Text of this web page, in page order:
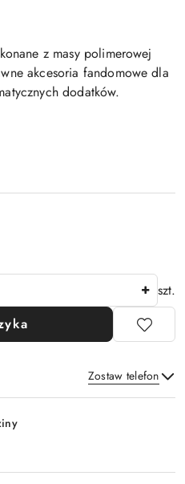
z masy polimerowej
akcesoria fandomowe dla
dodatków.
szt.
Zostaw telefon